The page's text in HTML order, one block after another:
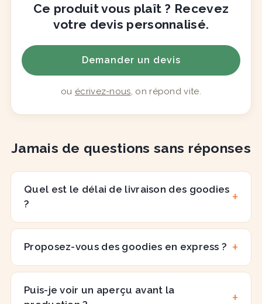
Ce produit vous plaît ? Recevez
votre devis personnalisé.
Demander un devis
ou écrivez-nous, on répond vite.
Jamais de questions sans réponses
Quel est le délai de livraison des goodies
?
Proposez-vous des goodies en express ?
Puis-je voir un aperçu avant la